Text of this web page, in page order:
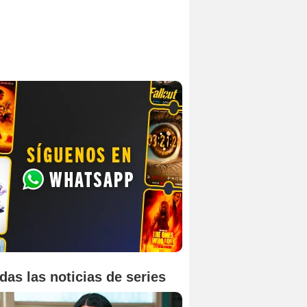
las noticias de series